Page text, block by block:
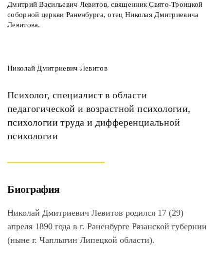
Психолог, специалист в области
педагогической и возрастной психологии,
психологии труда и дифференциальной
психологии
Биография
Николай Дмитриевич Левитов родился 17 (29)
апреля 1890 года в г. Раненбурге Рязанской губернии
(ныне г. Чаплыгин Липецкой области).
Дмитрий Васильевич Левитов, священник Свято-Троицкой
соборной церкви Раненбурга, отец Николая Дмитриевича
Левитова.
Николай Дмитриевич Левитов